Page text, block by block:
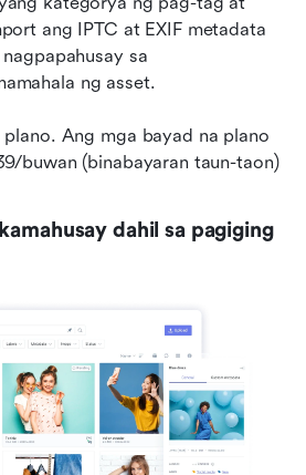
ang IPTC at EXIF metadata
sa
ng asset.
Ang mga bayad na plano
buwan (binabayaran taun-taon)
dahil sa pagiging